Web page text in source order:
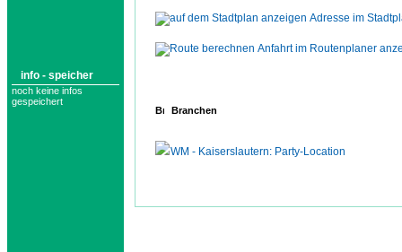
info - speicher
noch keine infos
gespeichert
Adresse im
Anfahrt im Routenplaner
Branchen
WM - Kaiserslautern: Party-Location